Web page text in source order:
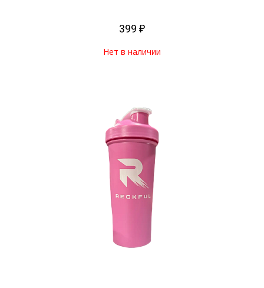
399 ₽
Нет в наличии